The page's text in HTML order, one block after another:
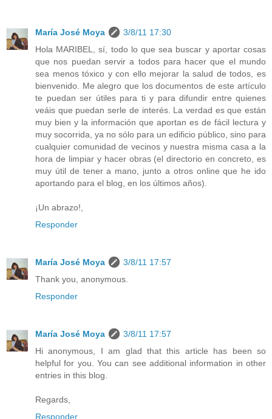
María José Moya
3/8/11 17:30
Hola MARIBEL, sí, todo lo que sea buscar y aportar cosas
que nos puedan servir a todos para hacer que el mundo
sea menos tóxico y con ello mejorar la salud de todos, es
bienvenido. Me alegro que los documentos de este artículo
te puedan ser útiles para ti y para difundir entre quienes
veáis que puedan serle de interés. La verdad es que están
muy bien y la información que aportan es de fácil lectura y
muy socorrida, ya no sólo para un edificio público, sino para
cualquier comunidad de vecinos y nuestra misma casa a la
hora de limpiar y hacer obras (el directorio en concreto, es
muy útil de tener a mano, junto a otros online que he ido
aportando para el blog, en los últimos años).
¡Un abrazo!,
Responder
María José Moya
3/8/11 17:57
Thank you, anonymous.
Responder
María José Moya
3/8/11 17:57
Hi anonymous, I am glad that this article has been so
helpful for you. You can see additional information in other
entries in this blog.
Regards,
Responder